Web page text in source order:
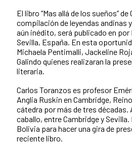
El libro “Mas allá de los sueños”
compilación de leyendas andinas
aún inédito, será publicado en
Sevilla, España. En esta
Michaela Pentimalli, Jackeline
Galindo quienes realizaran la
literaria.
Carlos Toranzos es profesor
Anglia Ruskin en Cambridge,
cátedra por más de tres décadas.
caballo, entre Cambridge y
Bolivia para hacer una gira de
reciente libro.